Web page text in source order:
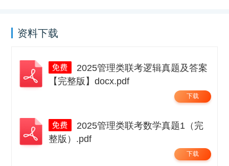
资料下载
【完整版】docx.pdf
下载
整版）.pdf
下载